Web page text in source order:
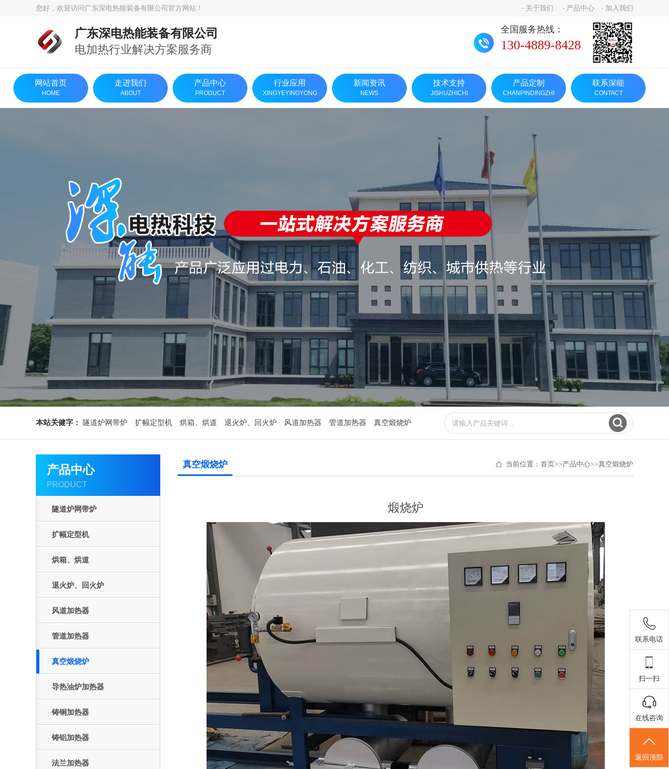
关于我们 产品中心 加入我们
您好，欢迎访问广东深电热能装备有限公司官方网站！
广东深电热能装备有限公司
电加热行业解决方案服务商
全国服务热线：
130-4889-8428
网站首页
HOME
走进我们
ABOUT
产品中心
PRODUCT
行业应用
XINGYEYINGYONG
新闻资讯
NEWS
技术支持
JISHUZHICHI
产品定制
CHANPINDINGZHI
联系深能
CONTACT
本站关健字： 隧道炉网带炉 扩幅定型机 烘箱、烘道 退火炉、回火炉 风道加热器 管道加热器 真空煅烧炉
产品中心
PRODUCT
隧道炉网带炉
扩幅定型机
烘箱、烘道
退火炉、回火炉
风道加热器
管道加热器
真空煅烧炉
导热油炉加热器
铸铜加热器
铸铝加热器
法兰加热器
真空煅烧炉 当前位置： 首页 >>产品中心>>真空煅烧炉
煅烧炉
联系电话
扫一扫
在线咨询
返回顶部